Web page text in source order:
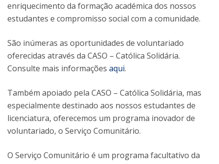
enriquecimento da formação académica dos nossos
estudantes e compromisso social com a comunidade.
São inúmeras as oportunidades de voluntariado
oferecidas através da CASO – Católica Solidária.
Consulte mais informações aqui.
Também apoiado pela CASO – Católica Solidária, mas
especialmente destinado aos nossos estudantes de
licenciatura, oferecemos um programa inovador de
voluntariado, o Serviço Comunitário.
O Serviço Comunitário é um programa facultativo da